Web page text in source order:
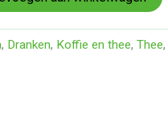
, Dranken, Koffie en thee, Thee,